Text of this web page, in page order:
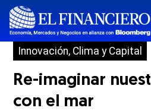
Innovación, Clima y Capital
Re-imaginar
con el mar